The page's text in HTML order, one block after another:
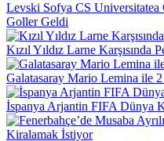
Levski Sofya CS Universitatea
Goller Geldi
Kızıl Yıldız Larne Karşısında
Galatasaray Mario Lemina ile 2
İspanya Arjantin FIFA Dünya